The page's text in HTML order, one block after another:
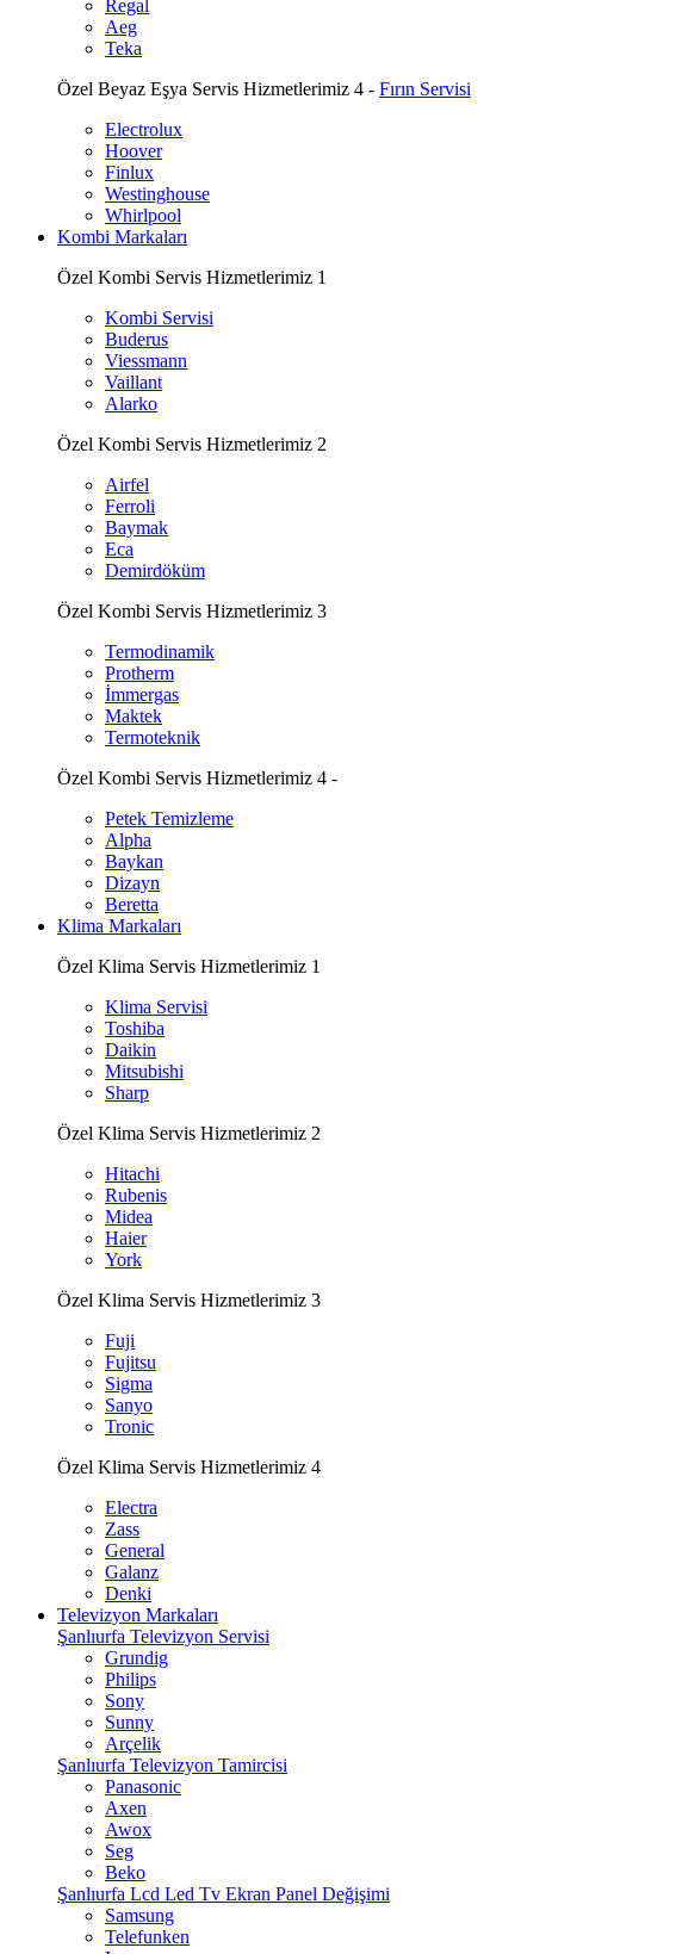
Regal
Aeg
Teka
Özel Beyaz Eşya Servis Hizmetlerimiz 4 - Fırın Servisi
Electrolux
Hoover
Finlux
Westinghouse
Whirlpool
Kombi Markaları
Özel Kombi Servis Hizmetlerimiz 1
Kombi Servisi
Buderus
Viessmann
Vaillant
Alarko
Özel Kombi Servis Hizmetlerimiz 2
Airfel
Ferroli
Baymak
Eca
Demirdöküm
Özel Kombi Servis Hizmetlerimiz 3
Termodinamik
Protherm
İmmergas
Maktek
Termoteknik
Özel Kombi Servis Hizmetlerimiz 4 -
Petek Temizleme
Alpha
Baykan
Dizayn
Beretta
Klima Markaları
Özel Klima Servis Hizmetlerimiz 1
Klima Servisi
Toshiba
Daikin
Mitsubishi
Sharp
Özel Klima Servis Hizmetlerimiz 2
Hitachi
Rubenis
Midea
Haier
York
Özel Klima Servis Hizmetlerimiz 3
Fuji
Fujitsu
Sigma
Sanyo
Tronic
Özel Klima Servis Hizmetlerimiz 4
Electra
Zass
General
Galanz
Denki
Televizyon Markaları
Şanlıurfa Televizyon Servisi
Grundig
Philips
Sony
Sunny
Arçelik
Şanlıurfa Televizyon Tamircisi
Panasonic
Axen
Awox
Seg
Beko
Şanlıurfa Lcd Led Tv Ekran Panel Değişimi
Samsung
Telefunken